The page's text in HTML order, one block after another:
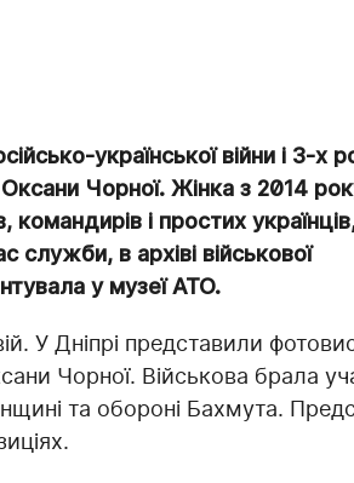
української війни і 3-х
Чорної. Жінка з 2014
командирів і простих
в архіві військової
у музеї АТО.
У Дніпрі представили
Чорної. Військова брала
та обороні Бахмута.